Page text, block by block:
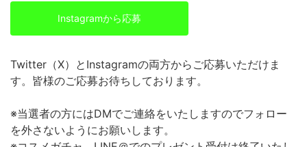
Instagramから応募
Twitter（X）とInstagramの両方からご応募いただけま
す。皆様のご応募お待ちしております。
※当選者の方にはDMでご連絡をいたしますのでフォロー
を外さないようにお願いします。